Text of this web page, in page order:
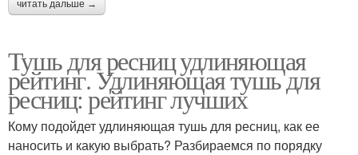
читать дальше →
Тушь для ресниц удлиняющая
рейтинг. Удлиняющая тушь для
ресниц: рейтинг лучших
Кому подойдет удлиняющая тушь для ресниц, как ее
наносить и какую выбрать? Разбираемся по порядку